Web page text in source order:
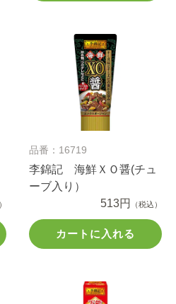
品番：16719
李錦記 海鮮ＸＯ醤(チュ
ーブ入り）
513円
（税込）
カートに入れる